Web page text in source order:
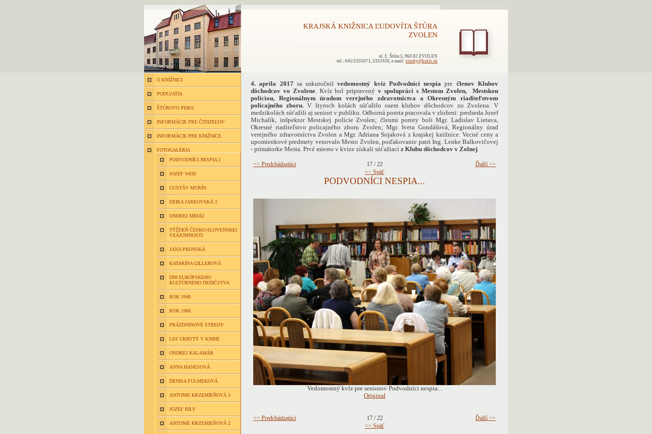
KRAJSKÁ KNIŽNICA ĽUDOVÍTA ŠTÚRA
ZVOLEN
ul. Ľ. Štúra 5, 960 82 ZVOLEN
tel.: 045/5331071, 5331920, e-mail: sluzby@kskls.sk
O KNIŽNICI
PODUJATIA
ŠTÚROVO PERO
INFORMÁCIE PRE ČITATEĽOV
INFORMÁCIE PRE KNIŽNICE
FOTOGALÉRIA
PODVODNÍCI NESPIA 2
JOZEF WEIS
GUSTÁV MURÍN
ERIKA JARKOVSKÁ 2
ONDREJ MIHÁĽ
TÝŽDEŇ ČESKO-SLOVENSKEJ
VZÁJOMNOSTI
JANA PRONSKÁ
KATARÍNA GILLEROVÁ
DNI EURÓPSKEHO
KULTÚRNEHO DEDIČSTVA
ROK 1948
ROK 1968
PRÁZDNINOVÉ STREDY
LES UKRYTÝ V KNIHE
ONDREJ KALAMÁR
ANNA HANESOVÁ
DENISA FULMEKOVÁ
ANTONIE KRZEMIEŇOVÁ 3
JOZEF BILY
ANTONIE KRZEMIEŇOVÁ 2
4. apríla 2017sa uskutočnil vedomostný kvíz Podvodníci nespia pre členov Klubov
dôchodcov vo Zvolene. Kvíz bol pripravenýv spolupráci s Mestom Zvolen, Mestskou
políciou, Regionálnym úradom verejného zdravotníctva a Okresným riaditeľstvom
policajného zboru. V štyroch kolách súťažilo osem klubov dôchodcov zo Zvolena. V
medzikolách súťažili aj seniori v publiku. Odborná porota pracovala v zložení: predseda Jozef
Michalík, inšpektor Mestskej polície Zvolen; členmi poroty boli Mgr. Ladislav Lietava,
Okresné riaditeľstvo policajného zboru Zvolen; Mgr. Iveta Gondášová, Regionálny úrad
verejného zdravotníctva Zvolen a Mgr. Adriana Sojaková z krajskej knižnice. Vecné ceny a
upomienkové predmety venovalo Mesto Zvolen, poďakovanie patrí Ing. Lenke Balkovičovej
- primátorke Mesta. Prvé miesto v kvíze získali súťažiaci z Klubu dôchodcov v Zolnej.
<< Predchádzajúci 17 / 22
Ďalší >>
<< Späť
PODVODNÍCI NESPIA...
Vedomostný kvíz pre seniorov Podvodníci nespia...
Original
<< Predchádzajúci 17 / 22
Ďalší >>
<< Späť